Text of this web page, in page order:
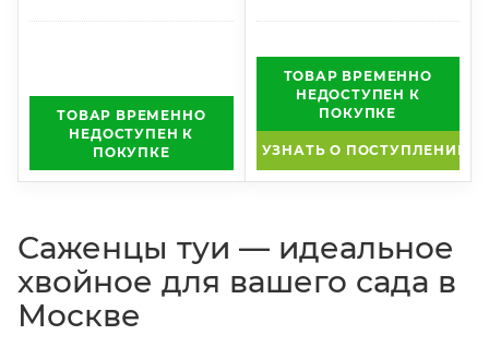
ТОВАР ВРЕМЕННО
НЕДОСТУПЕН К
ПОКУПКЕ
ТОВАР ВРЕМЕННО
НЕДОСТУПЕН К
ПОКУПКЕ
УЗНАТЬ О ПОСТУПЛЕНИИ
Саженцы туи — идеальное
хвойное для вашего сада в
Москве